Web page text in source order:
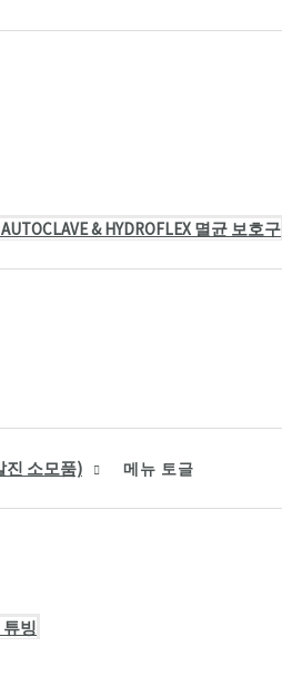
& HYDROFLEX 멸균 보호구
진 소모품) 메뉴 토글
튜빙